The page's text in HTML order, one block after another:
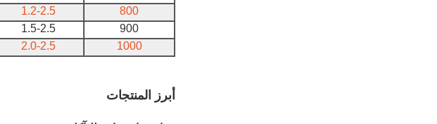
800
1.2-2.5
900
1.5-2.5
1000
2.0-2.5
أبرز المنتجات